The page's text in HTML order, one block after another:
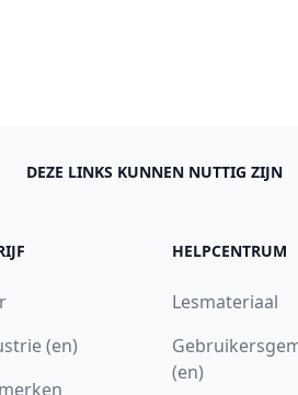
DEZE LINKS KUNNEN NUTTIG ZIJN
(en)
HELPCENTRUM
Lesmateriaal
(en)